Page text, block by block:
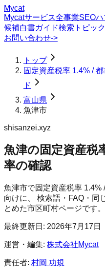
Mycat
Mycatサービス全事業SEOハ
候補白書ガイド検索トピック
お問い合わせ->
トップ
固定資産税率 1.4% /
ド
富山県
魚津市
shisanzei.xyz
魚津の固定資産税
率の確認
魚津市で固定資産税率 1.4%
向けに、 検索語・FAQ・同
とめた市区町村ページです。
最終更新日: 2026年7月17日
運営・編集: 株式会社Mycat
責任者: 村岡 功規